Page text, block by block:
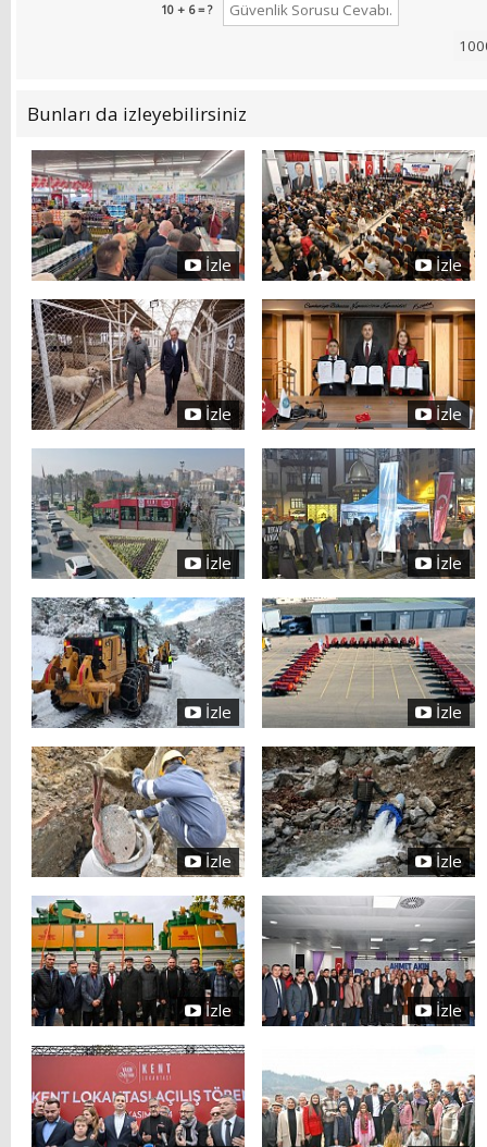
10 + 6 = ?
Bunları da izleyebilirsiniz
İzle İzle
İzle İzle
İzle İzle
İzle İzle
İzle İzle
İzle İzle